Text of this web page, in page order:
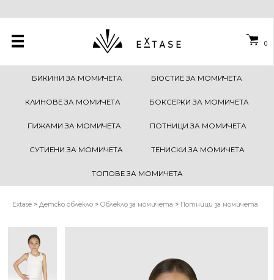
0
БИКИНИ ЗА МОМИЧЕТА БЮСТИЕ ЗА МОМИЧЕТА
КЛИНОВЕ ЗА МОМИЧЕТА БОКСЕРКИ ЗА МОМИЧЕТА
ПИЖАМИ ЗА МОМИЧЕТА ПОТНИЦИ ЗА МОМИЧЕТА
СУТИЕНИ ЗА МОМИЧЕТА ТЕНИСКИ ЗА МОМИЧЕТА
ТОПОВЕ ЗА МОМИЧЕТА
Extase >Детско облекло >Облекло за момичета > Потници за момичета